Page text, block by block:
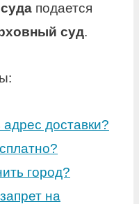
подается
суд.
доставки?
город?
на